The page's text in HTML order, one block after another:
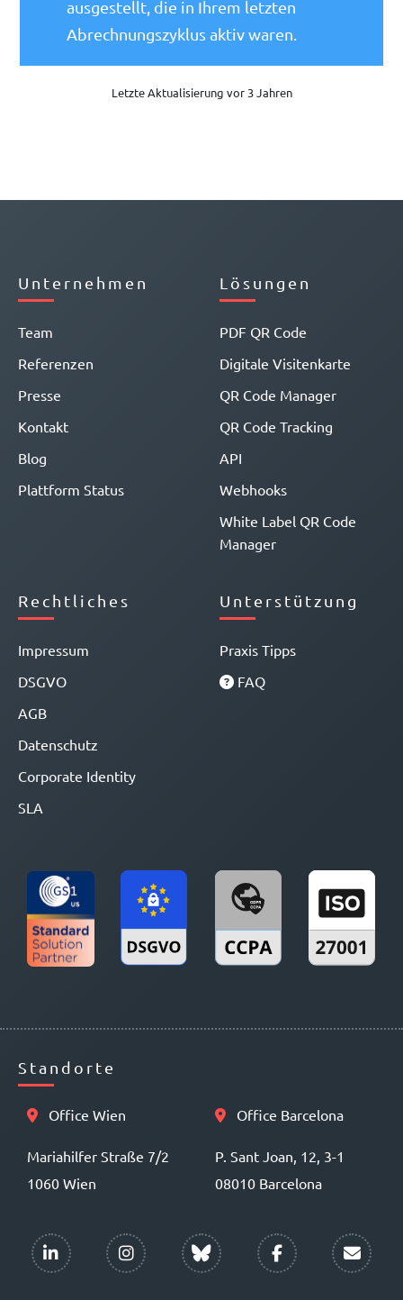
ausgestellt, die in Ihrem letzten
Abrechnungszyklus aktiv waren.
Letzte Aktualisierung vor 3 Jahren
Unternehmen
Team
Referenzen
Presse
Kontakt
Blog
Plattform Status
Lösungen
PDF QR Code
Digitale Visitenkarte
QR Code Manager
QR Code Tracking
API
Webhooks
White Label QR Code
Manager
Rechtliches
Impressum
DSGVO
AGB
Datenschutz
Corporate Identity
SLA
Unterstützung
Praxis Tipps
FAQ
Standorte
Office Wien
Mariahilfer Straße 7/2
1060 Wien
Office Barcelona
P. Sant Joan, 12, 3-1
08010 Barcelona